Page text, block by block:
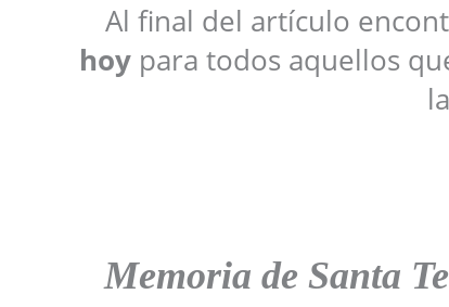
Al final del artículo
hoypara todos aquellos
Memoria de Santa